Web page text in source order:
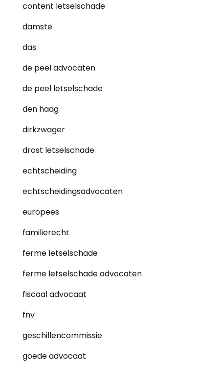
content letselschade
damste
das
de peel advocaten
de peel letselschade
den haag
dirkzwager
drost letselschade
echtscheiding
echtscheidingsadvocaten
europees
familierecht
ferme letselschade
ferme letselschade advocaten
fiscaal advocaat
fnv
geschillencommissie
goede advocaat